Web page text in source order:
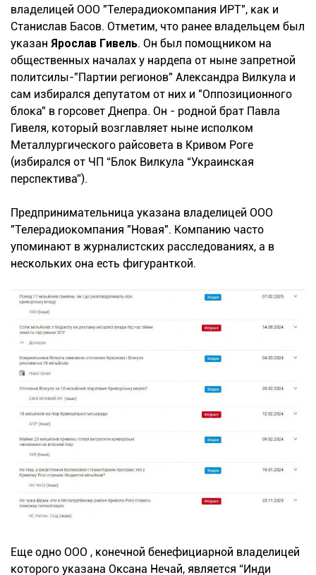
владелицей ООО "Телерадиокомпания ИРТ", как и
Станислав Басов. Отметим, что ранее владельцем был
указан Ярослав Гивель. Он был помощником на
общественных началах у нардепа от ныне запретной
политсилы-"Партии регионов" Александра Вилкула и
сам избирался депутатом от них и "Оппозиционного
блока" в горсовет Днепра. Он - родной брат Павла
Гивеля, который возглавляет ныне исполком
Металлургического райсовета в Кривом Роге
(избирался от ЧП “Блок Вилкула “Украинская
перспектива”).
Предпринимательница указана владелицей ООО
"Телерадиокомпания "Новая". Компанию часто
упоминают в журналистских расследованиях, а в
нескольких она есть фигуранткой.
Еще одно ООО , конечной бенефициарной владелицей
которого указана Оксана Нечай, является “Инди